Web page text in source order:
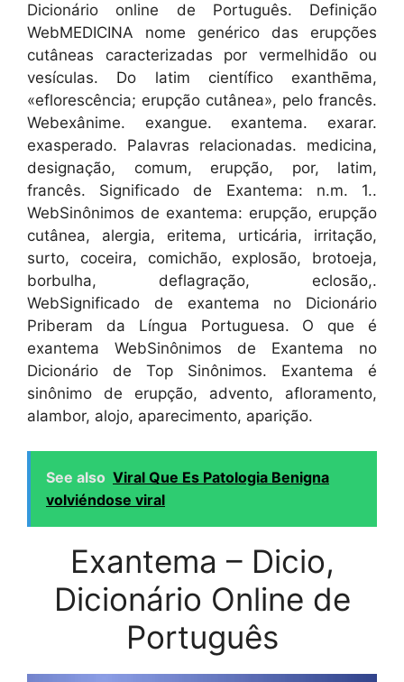
Dicionário online de Português. Definição
WebMEDICINA nome genérico das erupções
cutâneas caracterizadas por vermelhidão ou
vesículas. Do latim científico exanthēma,
«eflorescência; erupção cutânea», pelo francês.
Webexânime. exangue. exantema. exarar.
exasperado. Palavras relacionadas. medicina,
designação, comum, erupção, por, latim,
francês. Significado de Exantema: n.m. 1..
WebSinônimos de exantema: erupção, erupção
cutânea, alergia, eritema, urticária, irritação,
surto, coceira, comichão, explosão, brotoeja,
borbulha, deflagração, eclosão,.
WebSignificado de exantema no Dicionário
Priberam da Língua Portuguesa. O que é
exantema WebSinônimos de Exantema no
Dicionário de Top Sinônimos. Exantema é
sinônimo de erupção, advento, afloramento,
alambor, alojo, aparecimento, aparição.
See also Viral Que Es Patologia Benigna
volviéndose viral
Exantema – Dicio,
Dicionário Online de
Português